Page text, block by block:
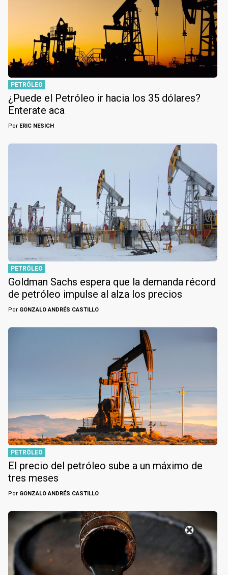
PETRÓLEO
¿Puede el Petróleo ir hacia los 35 dólares?
Enterate aca
Por ERIC NESICH
PETRÓLEO
Goldman Sachs espera que la demanda récord
de petróleo impulse al alza los precios
Por GONZALO ANDRÉS CASTILLO
PETRÓLEO
El precio del petróleo sube a un máximo de
tres meses
Por GONZALO ANDRÉS CASTILLO